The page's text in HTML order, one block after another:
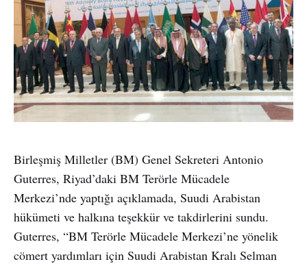
Birleşmiş Milletler (BM) Genel Sekreteri Antonio
Guterres, Riyad’daki BM Terörle Mücadele
Merkezi’nde yaptığı açıklamada, Suudi Arabistan
hükümeti ve halkına teşekkür ve takdirlerini sundu.
Guterres, “BM Terörle Mücadele Merkezi’ne yönelik
cömert yardımları için Suudi Arabistan Kralı Selman